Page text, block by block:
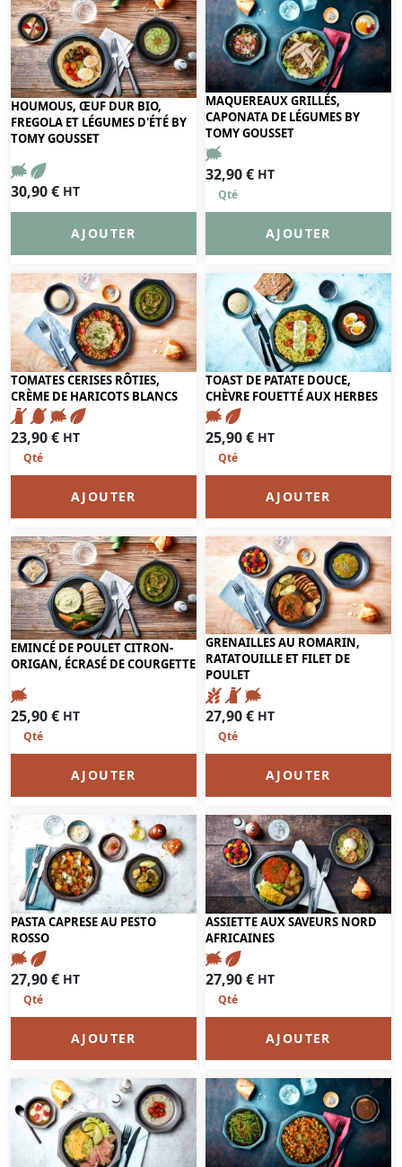
DÉCOUVRIR
HOUMOUS, ŒUF DUR BIO,
FREGOLA ET LÉGUMES D'ÉTÉ BY
TOMY GOUSSET
30,90€ HT
AJOUTER
DÉCOUVRIR
MAQUEREAUX GRILLÉS,
CAPONATA DE LÉGUMES BY
TOMY GOUSSET
32,90€ HT
AJOUTER
TOMATES CERISES RÔTIES,
CRÈME DE HARICOTS BLANCS
23,90€ HT
AJOUTER
TOAST DE PATATE DOUCE,
CHÈVRE FOUETTÉ AUX HERBES
25,90€ HT
AJOUTER
EMINCÉ DE POULET CITRON-
ORIGAN, ÉCRASÉ DE COURGETTE
25,90€ HT
AJOUTER
GRENAILLES AU ROMARIN,
RATATOUILLE ET FILET DE
POULET
27,90€ HT
AJOUTER
PASTA CAPRESE AU PESTO
ROSSO
27,90€ HT
AJOUTER
ASSIETTE AUX SAVEURS NORD
AFRICAINES
27,90€ HT
AJOUTER